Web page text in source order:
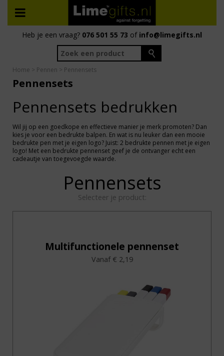
Heb je een vraag? 076 501 55 73 of info@limegifts.nl
Home > Pennen > Pennensets
Pennensets
Pennensets bedrukken
Wil jij op een goedkope en effectieve manier je merk promoten? Dan
kies je voor een bedrukte balpen. En wat is nu leuker dan een mooie
bedrukte pen met je eigen logo? Juist: 2 bedrukte pennen met je eigen
logo! Met een bedrukte pennenset geef je de ontvanger echt een
cadeautje van toegevoegde waarde.
Pennensets
Selecteer je product:
Multifunctionele pennenset
Vanaf € 2,19